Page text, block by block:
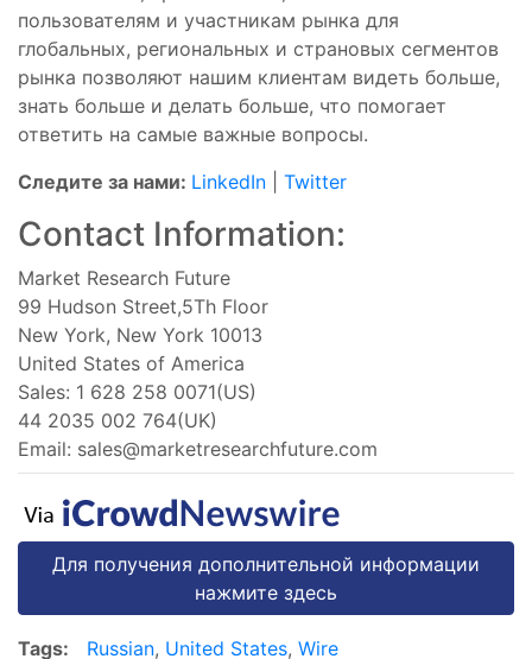
пользователям и участникам рынка для
глобальных, региональных и страновых сегментов
рынка позволяют нашим клиентам видеть больше,
знать больше и делать больше, что помогает
ответить на самые важные вопросы.
Следите за нами: LinkedIn Twitter
Contact Information:
Market Research Future
99 Hudson Street,5Th Floor
New York, New York 10013
United States of America
Sales: 1 628 258 0071(US)
44 2035 002 764(UK)
Email: sales@marketresearchfuture.com
Для получения дополнительной информации
нажмите здесь
Tags: Russian, United States, Wire